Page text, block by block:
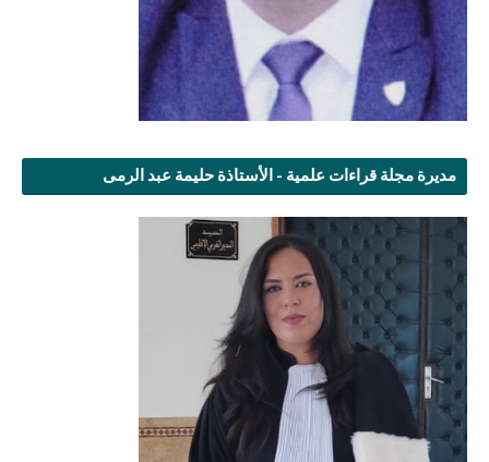
مديرة مجلة قراءات علمية - الأستاذة حليمة عبد الرمى